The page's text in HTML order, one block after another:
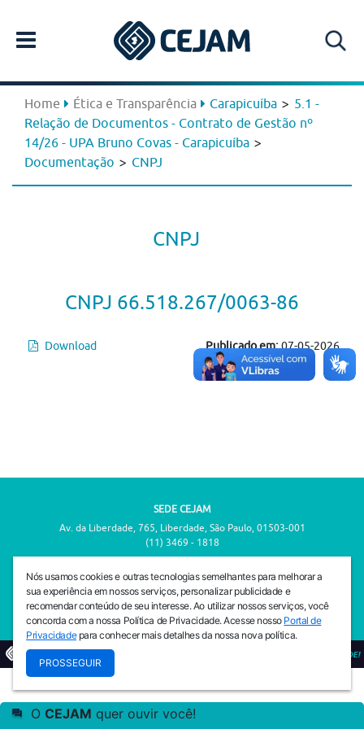
Home Ética e Transparência Carapicuíba > 5.1 -
Relação de Documentos - Contrato de Gestão nº
14/26 - UPA Bruno Covas - Carapicuíba >
Documentação > CNPJ
CNPJ
CNPJ 66.518.267/0063-86
Download Publicado em:07-05-2026
SEDE CEJAM
Av. da Liberdade, 765, Liberdade, São Paulo, 01503-001
(11) 3469 - 1818
INSTITUTO CEJAM
Av. da Liberdade, 765, Liberdade, São Paulo, 01503-001
(11) 3469 - 1818
PREVENIR É VIVER COM QUALIDADE!
Nós usamos cookies e outras tecnologias semelhantes para melhorar a
sua experiência em nossos serviços, personalizar publicidade e
recomendar conteúdo de seu interesse. Ao utilizar nossos serviços, você
concorda com a nossa Política de Privacidade. Acesse nosso Portal de
Privacidadepara conhecer mais detalhes da nossa nova política.
PROSSEGUIR
O CEJAM quer ouvir você!